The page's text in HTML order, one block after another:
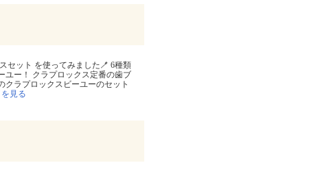
セット を使ってみました🪥 6種類
ユー！ クラプロックス定番の歯ブ
クラプロックスビーユーのセット
見る